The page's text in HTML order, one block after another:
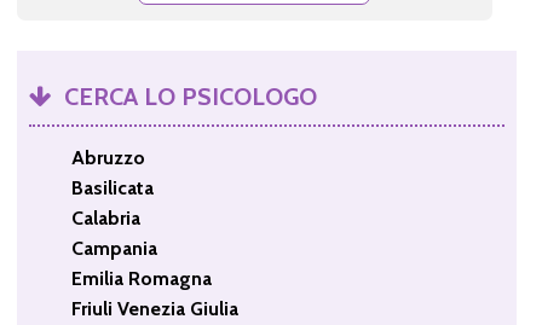
CERCA LO PSICOLOGO
Abruzzo
Basilicata
Calabria
Campania
Emilia Romagna
Friuli Venezia Giulia